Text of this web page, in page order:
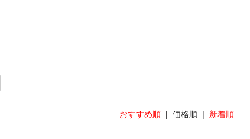
おすすめ順 | 価格順 | 新着順